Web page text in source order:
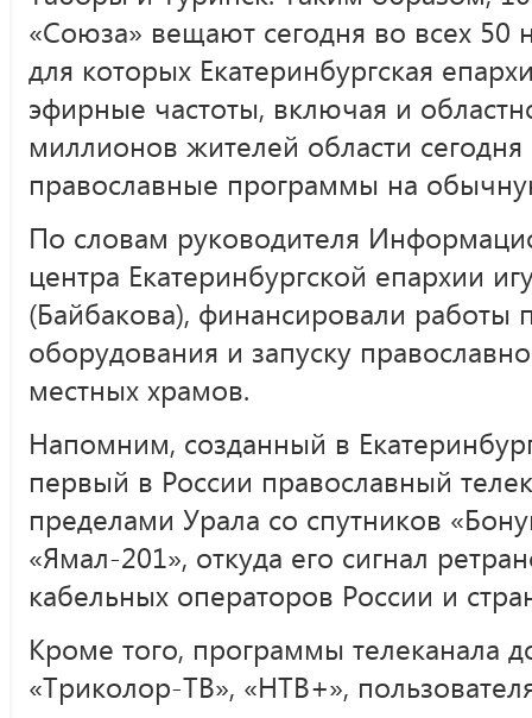
«Союза» вещают сегодня во всех 50
для которых Екатеринбургская
эфирные частоты, включая и
миллионов жителей области сегодня
православные программы на
По словам руководителя
центра Екатеринбургской епархии
(Байбакова), финансировали
оборудования и запуску
местных храмов.
Напомним, созданный в
первый в России православный
пределами Урала со спутников
«Ямал-201», откуда его сигнал
кабельных операторов России и
Кроме того, программы телеканала
«Триколор-ТВ», «НТВ+»,